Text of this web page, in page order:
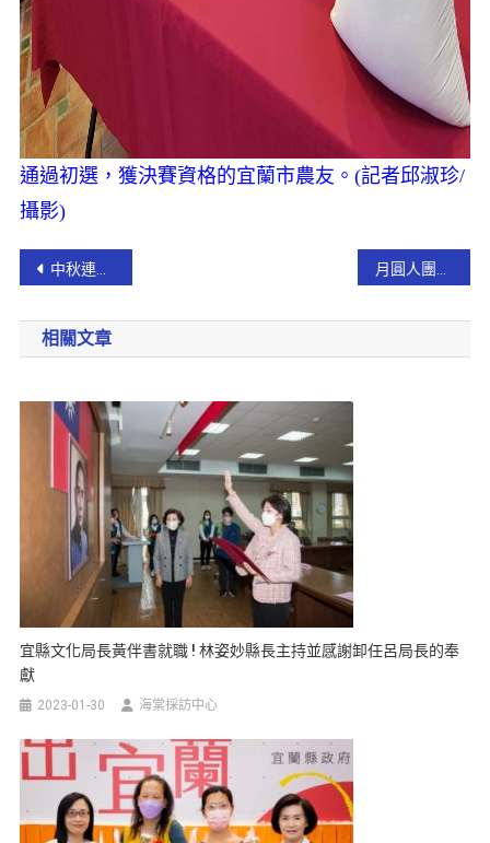
通過初選，獲決賽資格的宜蘭市農友。(記者邱淑珍/
攝影)
中秋連假宜蘭演藝廳上演無獨有偶《沒有人愛我》
相關文章
宜縣文化局長黃伴書就職 ! 林姿妙縣長主持並感謝卸任呂局長的奉
獻
2023-01-30 海棠採訪中心